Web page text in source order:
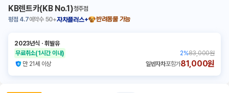
KB렌트카(KB No.1)청주점
평점 4.7예약수 50+자차플러스+ 반려동물 가능
2023년식 ㆍ휘발유
무료취소(1시간 이내) 2%83,000원
만 21세 이상
일반자차포함가81,000원